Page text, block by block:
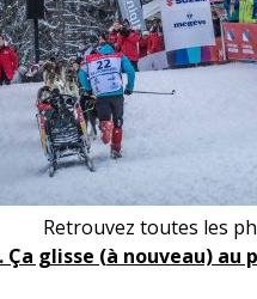
Retrouvez toutes les
Ça glisse (à nouveau) au